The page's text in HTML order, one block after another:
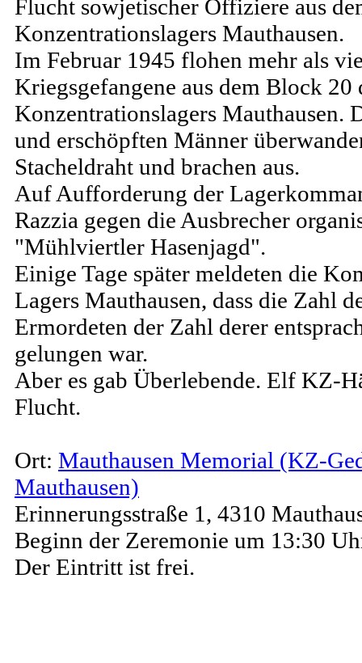
Flucht sowjetischer Offiziere aus
Konzentrationslagers Mauthausen.
Im Februar 1945 flohen mehr als
Kriegsgefangene aus dem Block 20
Konzentrationslagers Mauthausen.
und erschöpften Männer
Stacheldraht und brachen aus.
Auf Aufforderung der
Razzia gegen die Ausbrecher
"Mühlviertler Hasenjagd".
Einige Tage später meldeten die
Lagers Mauthausen, dass die Zahl
Ermordeten der Zahl derer
gelungen war.
Aber es gab Überlebende. Elf KZ-
Flucht.
Ort: Mauthausen Memorial (KZ-
Mauthausen)
Erinnerungsstraße 1, 4310
Beginn der Zeremonie um 13:30
Der Eintritt ist frei.